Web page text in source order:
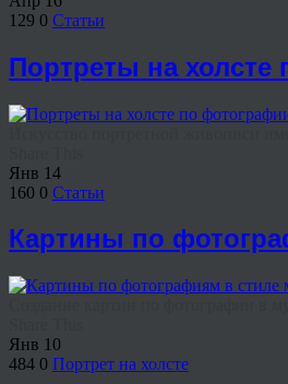
129 0 Статьи
Портреты на холсте
Янв 14
160 0 Статьи
Картины по
Янв 10
484 0 Портрет на холсте